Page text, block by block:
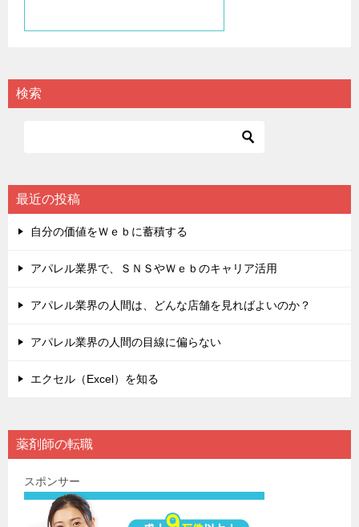
検索
最近の投稿
自分の価値をＷｅｂに蓄積する
アパレル業界で、ＳＮＳやＷｅｂのキャリア活用
アパレル業界の人間は、どんな店舗を見ればよいのか？
アパレル業界の人間の目線に偏らない
エクセル（Excel）を知る
薬剤師の転職
スポンサー